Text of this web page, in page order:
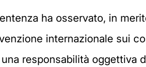
ha osservato, in
internazionale sui
responsabilità